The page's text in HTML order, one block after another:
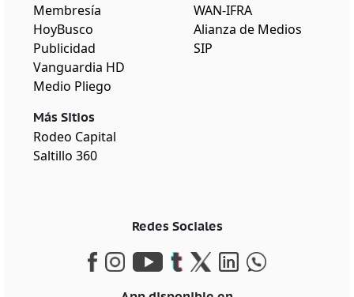
Membresía
HoyBusco
Publicidad
Vanguardia HD
Medio Pliego
Más Sitios
Rodeo Capital
Saltillo 360
WAN-IFRA
Alianza de Medios
SIP
Redes Sociales